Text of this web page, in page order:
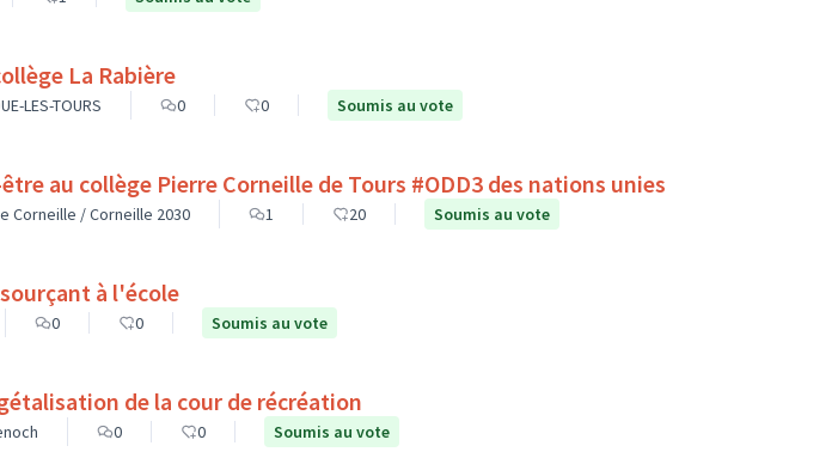
La Rabière
LES-TOURS 0 0 Soumis au vote
au collège Pierre Corneille de Tours #ODD3 des nations unies
Corneille / Corneille 2030 1 20 Soumis au vote
à l'école
0 0 Soumis au vote
de la cour de récréation
0 0 Soumis au vote